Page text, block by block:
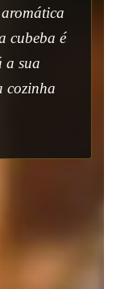
cubeba é
a sua
cozinha